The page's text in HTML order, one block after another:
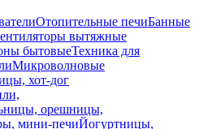
Отопительные печиБанные
вытяжные
бытовыеТехника для
Микроволновые
хот-дог
орешницы,
мини-печиЙогуртницы,